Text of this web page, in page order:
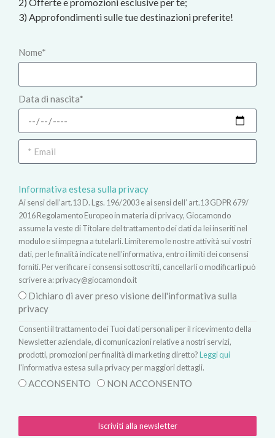
2) Offerte e promozioni esclusive per te;
3) Approfondimenti sulle tue destinazioni preferite!
Nome*
Data di nascita*
Informativa estesa sulla privacy
Ai sensi dell’art.13 D. Lgs. 196/2003 e ai sensi dell’ art.13 GDPR 679/
2016 Regolamento Europeo in materia di privacy, Giocamondo
assume la veste di Titolare del trattamento dei dati da lei inseriti nel
modulo e si impegna a tutelarli. Limiteremo le nostre attività sui vostri
dati, per le finalità indicate nell’informativa, entro i limiti dei consensi
forniti. Per verificare i consensi sottoscritti, cancellarli o modificarli può
scrivere a:privacy@giocamondo.it
Dichiaro di aver preso visione dell'informativa sulla
privacy
Consenti il trattamento dei Tuoi dati personali per il ricevimento della
Newsletter aziendale, di comunicazioni relative a nostri servizi,
prodotti, promozioni per finalità di marketing diretto?Leggi qui
l'informativa estesa sulla privacy per maggiori dettagli.
ACCONSENTO NON ACCONSENTO
Iscriviti alla newsletter